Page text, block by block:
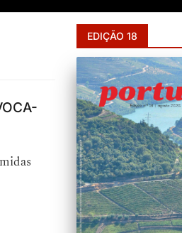
EDIÇÃO 18